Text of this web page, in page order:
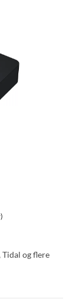
Tidal og flere